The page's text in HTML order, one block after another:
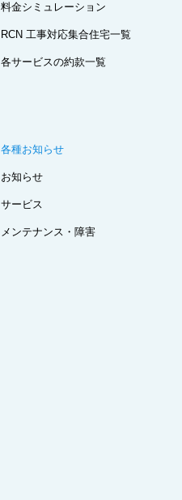
料金シミュレーション
RCN 工事対応集合住宅一覧
各サービスの約款一覧
各種お知らせ
お知らせ
サービス
メンテナンス・障害